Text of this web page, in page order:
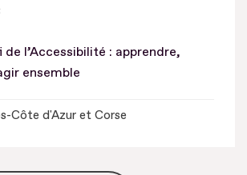
de l’Accessibilité : apprendre,
ensemble
Côte d'Azur et Corse